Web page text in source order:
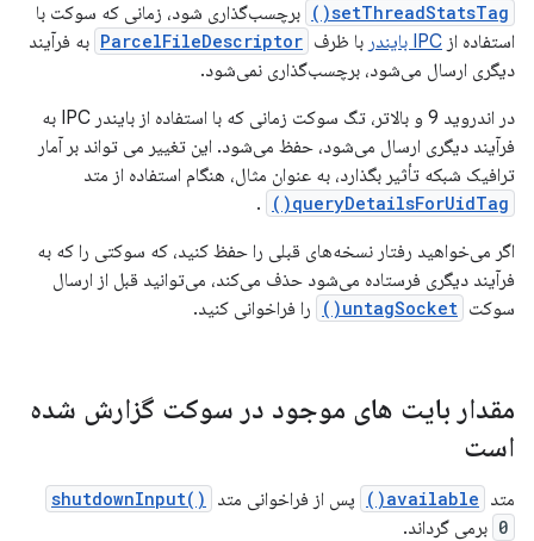
setThreadStatsTag()
برچسب‌گذاری شود، زمانی که سوکت با
استفاده از IPC بایندر با ظرف ParcelFileDescriptor به فرآیند
دیگری ارسال می‌شود، برچسب‌گذاری نمی‌شود.
در اندروید 9 و بالاتر، تگ سوکت زمانی که با استفاده از بایندر IPC به
فرآیند دیگری ارسال می‌شود، حفظ می‌شود. این تغییر می تواند بر آمار
ترافیک شبکه تأثیر بگذارد، به عنوان مثال، هنگام استفاده از متد
queryDetailsForUidTag()
.
اگر می‌خواهید رفتار نسخه‌های قبلی را حفظ کنید، که سوکتی را که به
فرآیند دیگری فرستاده می‌شود حذف می‌کند، می‌توانید قبل از ارسال
سوکت untagSocket() را فراخوانی کنید.
مقدار بایت های موجود در سوکت گزارش شده
است
متد available() پس از فراخوانی متد
shutdownInput()
0 برمی گرداند.